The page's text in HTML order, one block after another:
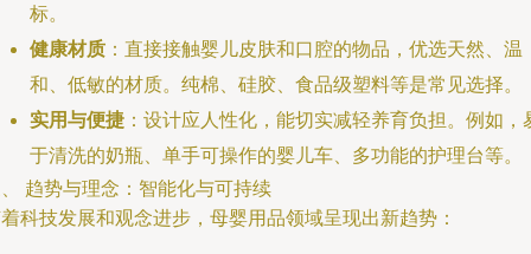
标。
健康材质 ：直接接触婴儿皮肤和口腔的物品，优选天然、温
和、低敏的材质。纯棉、硅胶、食品级塑料等是常见选择。
实用与便捷 ：设计应人性化，能切实减轻养育负担。例如，
于清洗的奶瓶、单手可操作的婴儿车、多功能的护理台等。
趋势与理念：智能化与可持续
科技发展和观念进步，母婴用品领域呈现出新趋势：